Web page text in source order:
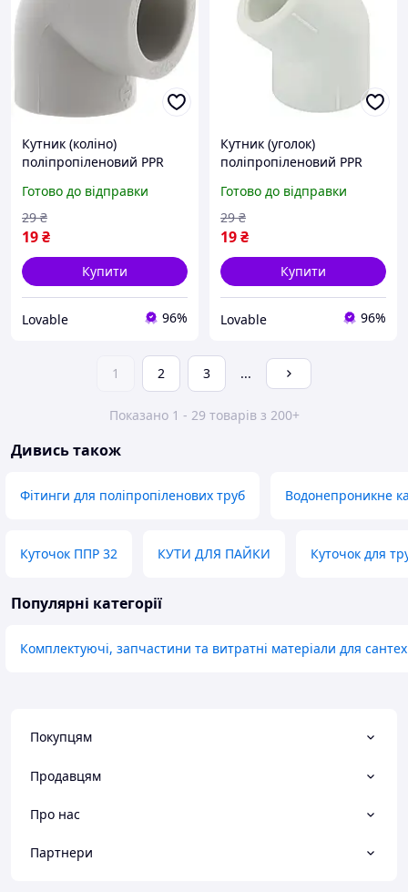
Кутник (коліно)
поліпропіленовий PPR
для пайки труб
водопроводу
Готово до відправки
19₴
29 ₴
Купити
Lovable 96%
Кутник (уголок)
поліпропіленовий PPR
фітинг для труб сірий
Готово до відправки
19₴
29 ₴
Купити
Lovable 96%
1 2 3 ...
Показано 1 - 29 товарів з 200+
Дивись також
Фітинги для поліпропіленових труб Водонепроникне
Куточок ППР 32 КУТИ ДЛЯ ПАЙКИ Куточок для
Популярні категорії
Комплектуючі, запчастини та витратні матеріали для
Покупцям
Продавцям
Про нас
Партнери